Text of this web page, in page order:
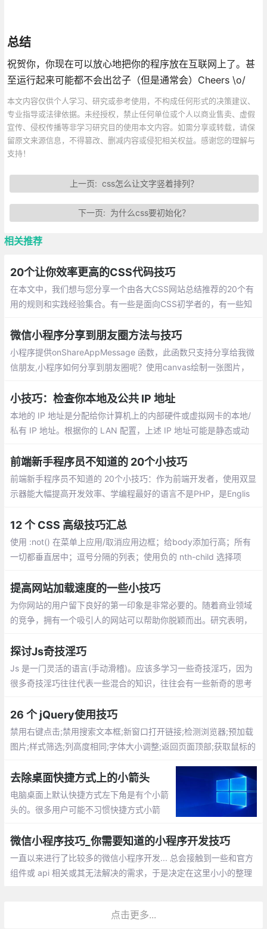
总结
祝贺你，你现在可以放心地把你的程序放在互联网上了。甚
至运行起来可能都不会出岔子（但是通常会）Cheers \o/
本文内容仅供个人学习、研究或参考使用，不构成任何形式的决策建议、
专业指导或法律依据。未经授权，禁止任何单位或个人以商业售卖、虚假
宣传、侵权传播等非学习研究目的使用本文内容。如需分享或转载，请保
留原文来源信息，不得篡改、删减内容或侵犯相关权益。感谢您的理解与
支持！
上一页: css怎么让文字竖着排列？
下一页: 为什么css要初始化？
相关推荐
20个让你效率更高的CSS代码技巧
在本文中，我们想与您分享一个由各大CSS网站总结推荐的20个有
用的规则和实践经验集合。有一些是面向CSS初学者的，有一些知
知识
微信小程序分享到朋友圈方法与技巧
小程序提供onShareAppMessage 函数，此函数只支持分享给我微
信朋友,小程序如何分享到朋友圈呢？使用canvas绘制一张图片，
小技巧：检查你本地及公共 IP 地址
本地的 IP 地址是分配给你计算机上的内部硬件或虚拟网卡的本地/
私有 IP 地址。根据你的 LAN 配置，上述 IP 地址可能是静态或动
的公共/外部 IP 地址。
前端新手程序员不知道的 20个小技巧
前端新手程序员不知道的 20个小技巧：作为前端开发者，使用双显
示器能大幅提高开发效率、学编程最好的语言不是PHP，是Englis
gle一下、把觉得不靠谱的需求放到最后做，很可能到时候需求就变
了...
12 个 CSS 高级技巧汇总
使用 :not() 在菜单上应用/取消应用边框；给body添加行高；所有
一切都垂直居中；逗号分隔的列表；使用负的 nth-child 选择项
ght；继承 box-sizing
提高网站加载速度的一些小技巧
为你网站的用户留下良好的第一印象是非常必要的。随着商业领域
的竞争，拥有一个吸引人的网站可以帮助你脱颖而出。研究表明，
探讨Js奇技淫巧
Js 是一门灵活的语言(手动滑稽)。应该多学习一些奇技淫巧，因为
很多奇技淫巧往往代表一些混合的知识，往往会有一些新奇的思考
26 个 jQuery使用技巧
禁用右键点击;禁用搜索文本框;新窗口打开链接;检测浏览器;预加载
图片;样式筛选;列高度相同;字体大小调整;返回页面顶部;获取鼠标的
去除桌面快捷方式上的小箭头
电脑桌面上默认快捷方式左下角是有个小箭
头的。很多用户可能不习惯快捷方式小箭
档的名称自己顺便命名即可），然后把下面
的这些英文全部复制到TXT文档内保存。把
TXT文档的扩展名改成 .bat
微信小程序技巧_你需要知道的小程序开发技巧
一直以来进行了比较多的微信小程序开发... 总会接触到一些和官方
组件或 api 相关或其无法解决的需求，于是决定在这里小小的整理
点击更多...